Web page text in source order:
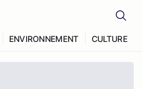
ENVIRONNEMENT CULTURE